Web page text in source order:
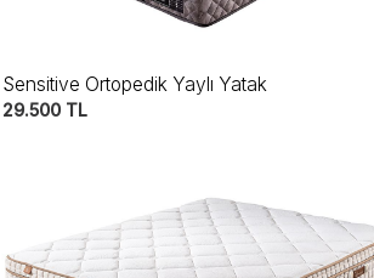
Sensitive Ortopedik Yaylı Yatak
29.500 TL